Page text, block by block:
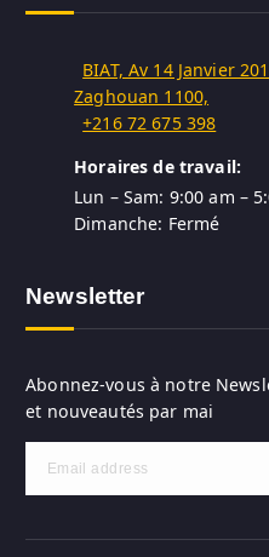
BIAT, Av 14 Janvier
Zaghouan 1100,
+216 72 675 398
Horaires de travail:
Lun – Sam: 9:00 am –
Dimanche: Fermé
Newsletter
Abonnez-vous à notre
et nouveautés par mai